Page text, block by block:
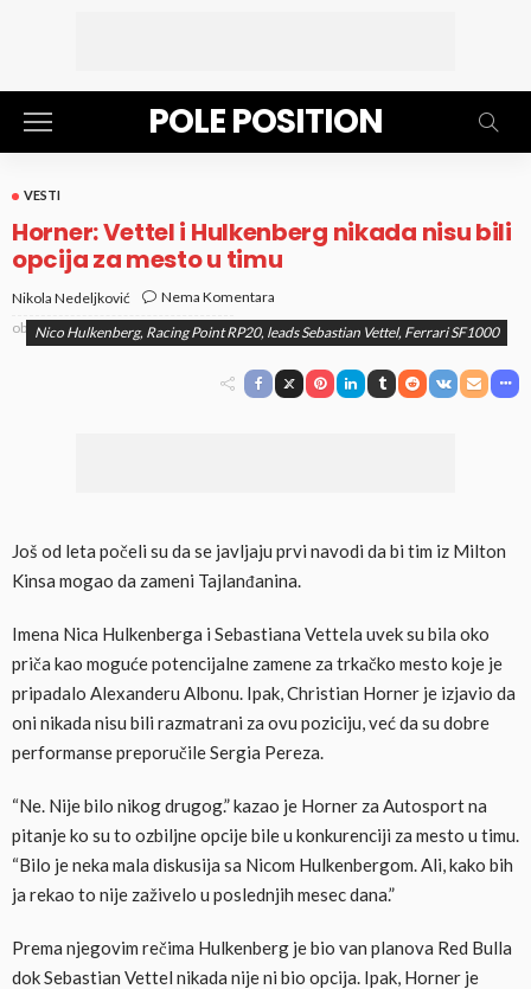
POLE POSITION
VESTI
Horner: Vettel i Hulkenberg nikada nisu bili
opcija za mesto u timu
Nikola Nedeljković
Nema Komentara
objavljeno19. Dec 2020. at 4:38 pm
Nico Hulkenberg, Racing Point RP20, leads Sebastian Vettel, Ferrari SF1000
Još od leta počeli su da se javljaju prvi navodi da bi tim iz Milton
Kinsa mogao da zameni Tajlanđanina.
Imena Nica Hulkenberga i Sebastiana Vettela uvek su bila oko
priča kao moguće potencijalne zamene za trkačko mesto koje je
pripadalo Alexanderu Albonu. Ipak, Christian Horner je izjavio da
oni nikada nisu bili razmatrani za ovu poziciju, već da su dobre
performanse preporučile Sergia Pereza.
“Ne. Nije bilo nikog drugog.” kazao je Horner za Autosport na
pitanje ko su to ozbiljne opcije bile u konkurenciji za mesto u timu.
“Bilo je neka mala diskusija sa Nicom Hulkenbergom. Ali, kako bih
ja rekao to nije zaživelo u poslednjih mesec dana.”
Prema njegovim rečima Hulkenberg je bio van planova Red Bulla
dok Sebastian Vettel nikada nije ni bio opcija. Ipak, Horner je